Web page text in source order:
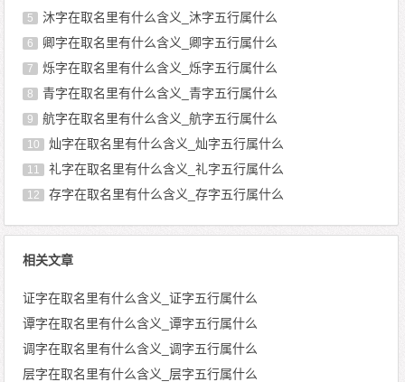
5 沐字在取名里有什么含义_沐字五行属什么
6 卿字在取名里有什么含义_卿字五行属什么
7 烁字在取名里有什么含义_烁字五行属什么
8 青字在取名里有什么含义_青字五行属什么
9 航字在取名里有什么含义_航字五行属什么
10 灿字在取名里有什么含义_灿字五行属什么
11 礼字在取名里有什么含义_礼字五行属什么
12 存字在取名里有什么含义_存字五行属什么
相关文章
证字在取名里有什么含义_证字五行属什么
谭字在取名里有什么含义_谭字五行属什么
调字在取名里有什么含义_调字五行属什么
层字在取名里有什么含义_层字五行属什么